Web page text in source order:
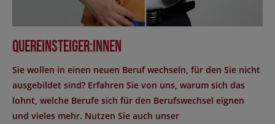
Quereinsteiger:innen
Sie wollen in einen neuen Beruf wechseln, für den Sie nicht
ausgebildet sind? Erfahren Sie von uns, warum sich das
lohnt, welche Berufe sich für den Berufswechsel eignen
und vieles mehr. Nutzen Sie auch unser